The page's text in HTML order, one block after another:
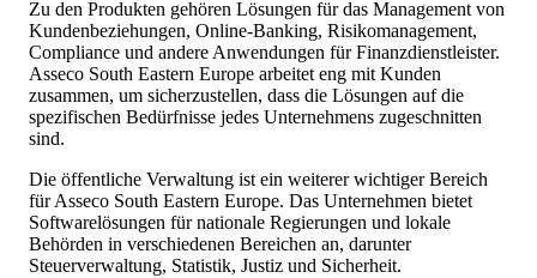
Zu den Produkten gehören Lösungen für das Management von
Kundenbeziehungen, Online-Banking, Risikomanagement,
Compliance und andere Anwendungen für Finanzdienstleister.
Asseco South Eastern Europe arbeitet eng mit Kunden
zusammen, um sicherzustellen, dass die Lösungen auf die
spezifischen Bedürfnisse jedes Unternehmens zugeschnitten
sind.
Die öffentliche Verwaltung ist ein weiterer wichtiger Bereich
für Asseco South Eastern Europe. Das Unternehmen bietet
Softwarelösungen für nationale Regierungen und lokale
Behörden in verschiedenen Bereichen an, darunter
Steuerverwaltung, Statistik, Justiz und Sicherheit.